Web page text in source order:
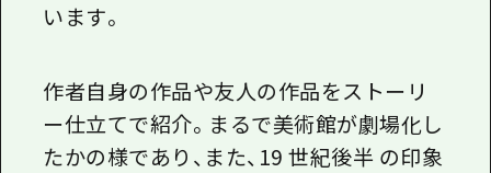
います。
作者自身の作品や友人の作品をストーリ
ー仕立てで紹介。まるで美術館が劇場化し
たかの様であり、また、19 世紀後半 の印象